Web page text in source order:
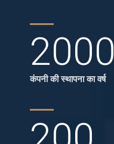
2000
कंपनी की स्थापना का वर्ष